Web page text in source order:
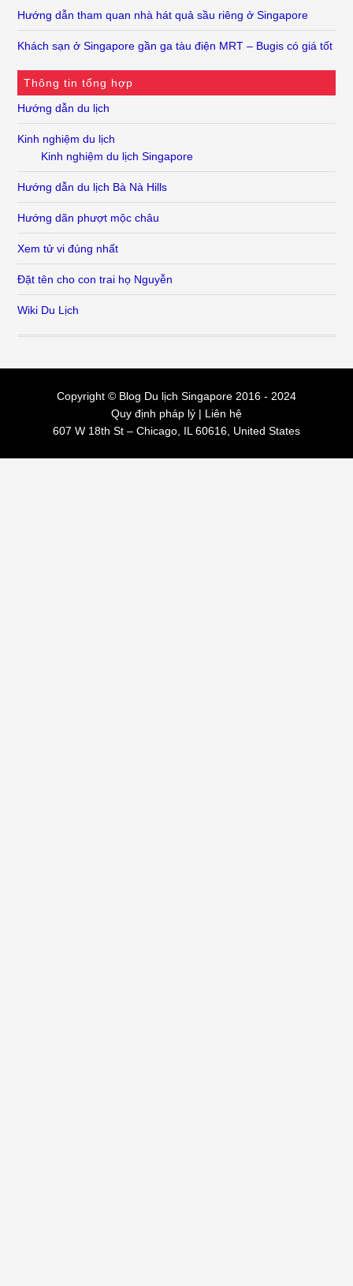
Hướng dẫn tham quan nhà hát quả sầu riêng ở Singapore
Khách sạn ở Singapore gần ga tàu điện MRT – Bugis có giá tốt
Thông tin tổng hợp
Hướng dẫn du lịch
Kinh nghiệm du lịch
Kinh nghiệm du lịch Singapore
Hướng dẫn du lịch Bà Nà Hills
Hướng dãn phượt mộc châu
Xem tử vi đúng nhất
Đặt tên cho con trai họ Nguyễn
Wiki Du Lịch
Copyright © Blog Du lịch Singapore 2016 - 2024
Quy định pháp lý | Liên hệ
607 W 18th St – Chicago, IL 60616, United States